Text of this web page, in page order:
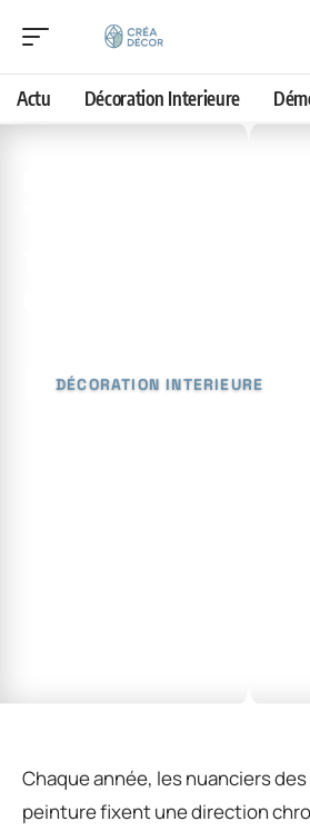
Actu Décoration Interieure
DÉCORATION INTERIEURE
Chaque année, les nuanciers
peinture fixent une direction